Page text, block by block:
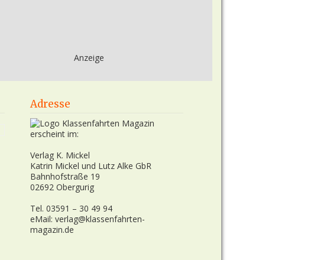
Anzeige
Adresse
erscheint im:
Verlag K. Mickel
Katrin Mickel und Lutz Alke GbR
Bahnhofstraße 19
02692 Obergurig
Tel. 03591 – 30 49 94
eMail: verlag@klassenfahrten-
magazin.de